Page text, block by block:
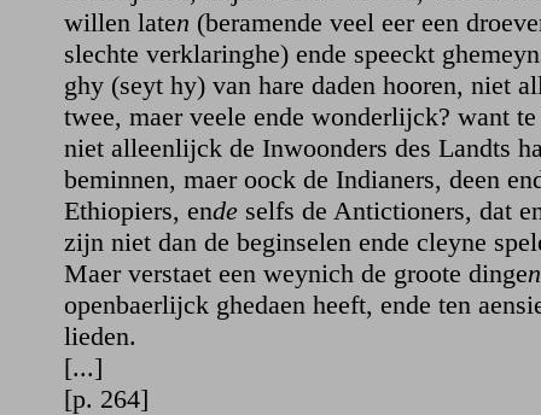
willen laten (beramende veel eer een
slechte verklaringhe) ende speeckt
ghy (seyt hy) van hare daden hooren, niet
twee, maer veele ende wonderlijck? want te
niet alleenlijck de Inwoonders des Landts
beminnen, maer oock de Indianers, deen
Ethiopiers, ende selfs de Antictioners, dat
zijn niet dan de beginselen ende cleyne
Maer verstaet een weynich de groote dingen
openbaerlijck ghedaen heeft, ende ten
lieden.
[...]
[p. 264]